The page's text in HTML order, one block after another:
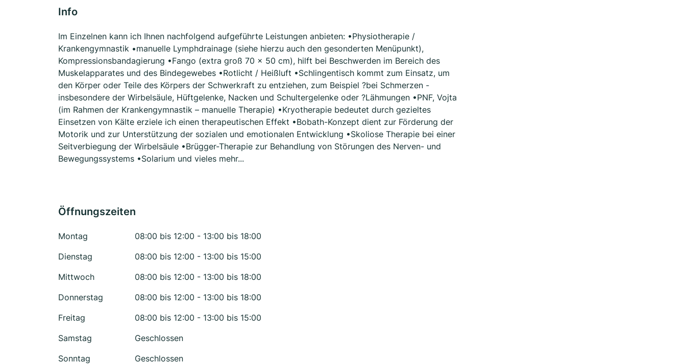
Info
Im Einzelnen kann ich Ihnen nachfolgend aufgeführte Leistungen anbieten: •Physiotherapie /
Krankengymnastik •manuelle Lymphdrainage (siehe hierzu auch den gesonderten Menüpunkt),
Kompressionsbandagierung •Fango (extra groß 70 x 50 cm), hilft bei Beschwerden im Bereich des
Muskelapparates und des Bindegewebes •Rotlicht / Heißluft •Schlingentisch kommt zum Einsatz, um
den Körper oder Teile des Körpers der Schwerkraft zu entziehen, zum Beispiel ?bei Schmerzen -
insbesondere der Wirbelsäule, Hüftgelenke, Nacken und Schultergelenke oder ?Lähmungen •PNF, Vojta
(im Rahmen der Krankengymnastik – manuelle Therapie) •Kryotherapie bedeutet durch gezieltes
Einsetzen von Kälte erziele ich einen therapeutischen Effekt •Bobath-Konzept dient zur Förderung der
Motorik und zur Unterstützung der sozialen und emotionalen Entwicklung •Skoliose Therapie bei einer
Seitverbiegung der Wirbelsäule •Brügger-Therapie zur Behandlung von Störungen des Nerven- und
Bewegungssystems •Solarium und vieles mehr...
Öffnungszeiten
Montag
08:00 bis 12:00 - 13:00 bis 18:00
Dienstag
08:00 bis 12:00 - 13:00 bis 15:00
Mittwoch
08:00 bis 12:00 - 13:00 bis 18:00
Donnerstag
08:00 bis 12:00 - 13:00 bis 18:00
Freitag
08:00 bis 12:00 - 13:00 bis 15:00
Samstag
Geschlossen
Sonntag
Geschlossen